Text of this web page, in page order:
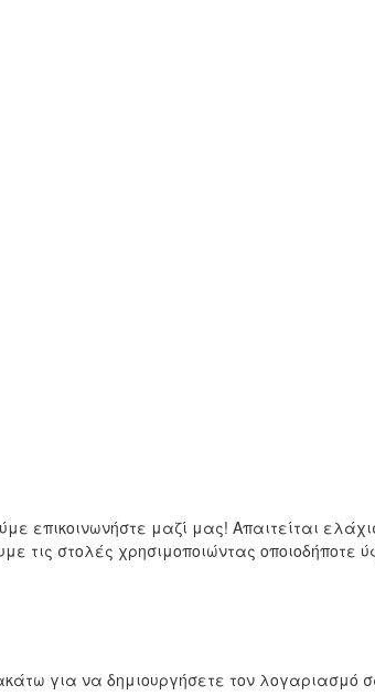
επικοινωνήστε μαζί μας! Απαιτείται
τις στολές χρησιμοποιώντας
για να δημιουργήσετε τον λογαριασμό